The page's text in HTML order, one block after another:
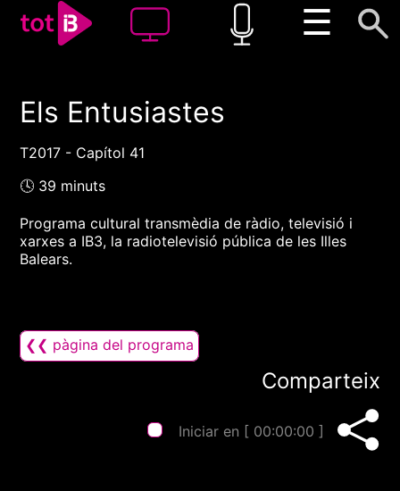
☰
00:00 00:00
1x
Els Entusiastes
T2017 - Capítol 41
🕓 39 minuts
Programa cultural transmèdia de ràdio, televisió i
xarxes a IB3, la radiotelevisió pública de les Illes
Balears.
❮❮ pàgina del programa
Comparteix
Iniciar en [ 00:00:00 ]